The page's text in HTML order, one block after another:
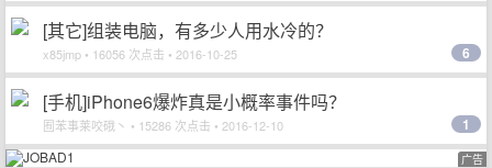
[其它]组装电脑，有多少人用水冷的？
x85jmp • 16056 次点击 • 2016-10-25 6
[手机]iPhone6爆炸真是小概率事件吗？
囿苯事莱咬硪丶 • 15286 次点击 • 2016-12-10 1
广告